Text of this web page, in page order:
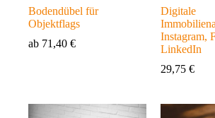
Bodendübel für
Objektflags
ab 71,40 €
Digitale
Instagram,
LinkedIn
29,75€